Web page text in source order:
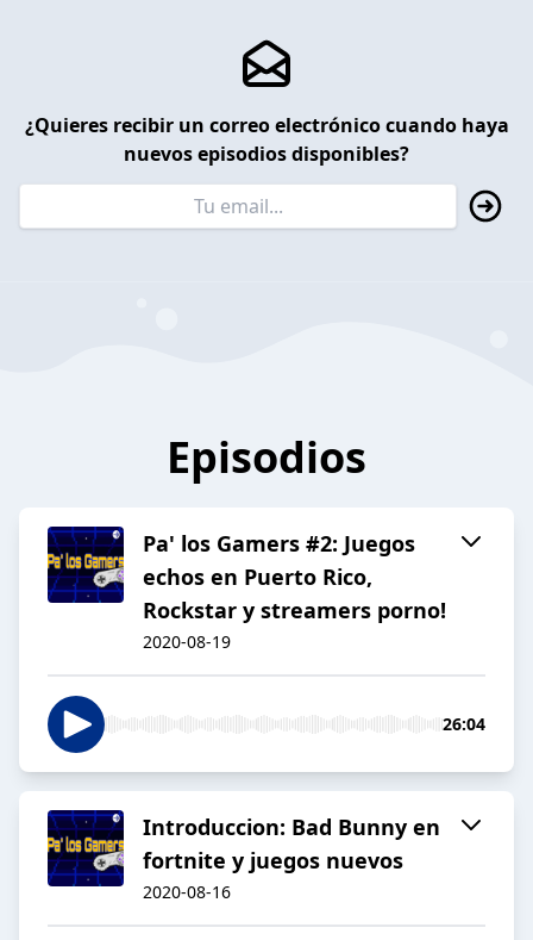
¿Quieres recibir un correo electrónico cuando haya
nuevos episodios disponibles?
Episodios
Pa' los Gamers #2: Juegos
echos en Puerto Rico,
Rockstar y streamers porno!
2020-08-19
26:04
Introduccion: Bad Bunny en
fortnite y juegos nuevos
2020-08-16